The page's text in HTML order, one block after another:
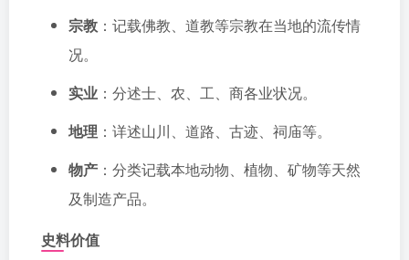
宗教 ：记载佛教、道教等宗教在当地的流传情
况。
实业 ：分述士、农、工、商各业状况。
地理 ：详述山川、道路、古迹、祠庙等。
物产 ：分类记载本地动物、植物、矿物等天然
及制造产品。
史料价值